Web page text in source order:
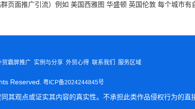
面推广引流）例如 美国西雅图 华盛顿 英国伦敦 每个城市有
贸霸屏推广 实例与分享 外贸心得 联系我们 服务区域
Reserved. 粤ICP备2024244845号
观点或证实其内容的真实性。不承担此类作品侵权行为的直